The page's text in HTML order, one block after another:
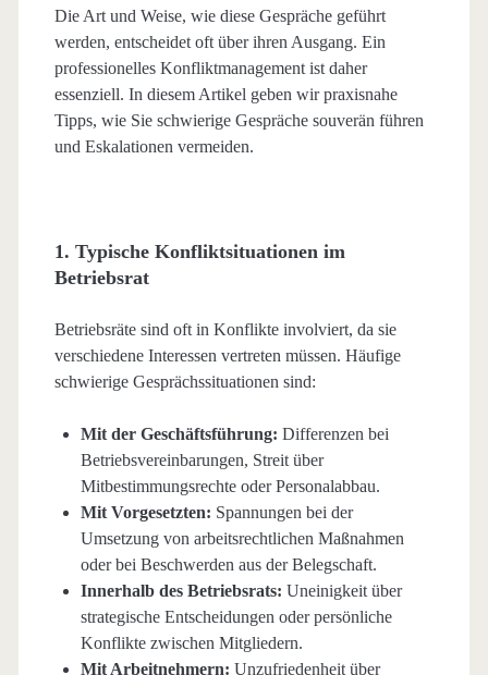
Die Art und Weise, wie diese Gespräche geführt
werden, entscheidet oft über ihren Ausgang. Ein
professionelles Konfliktmanagement ist daher
essenziell. In diesem Artikel geben wir praxisnahe
Tipps, wie Sie schwierige Gespräche souverän führen
und Eskalationen vermeiden.
1. Typische Konfliktsituationen im
Betriebsrat
Betriebsräte sind oft in Konflikte involviert, da sie
verschiedene Interessen vertreten müssen. Häufige
schwierige Gesprächssituationen sind:
Mit der Geschäftsführung: Differenzen bei
Betriebsvereinbarungen, Streit über
Mitbestimmungsrechte oder Personalabbau.
Mit Vorgesetzten: Spannungen bei der
Umsetzung von arbeitsrechtlichen Maßnahmen
oder bei Beschwerden aus der Belegschaft.
Innerhalb des Betriebsrats: Uneinigkeit über
strategische Entscheidungen oder persönliche
Konflikte zwischen Mitgliedern.
Mit Arbeitnehmern: Unzufriedenheit über